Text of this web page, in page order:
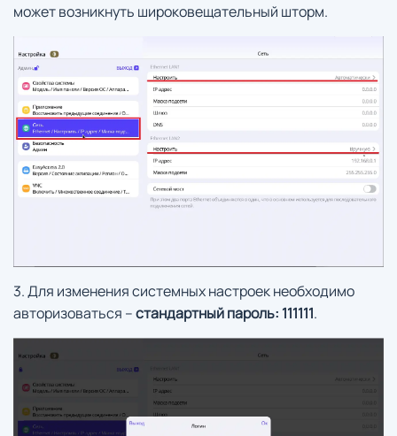
может возникнуть широковещательный шторм.
3. Для изменения системных настроек необходимо
авторизоваться –стандартный пароль: 111111.